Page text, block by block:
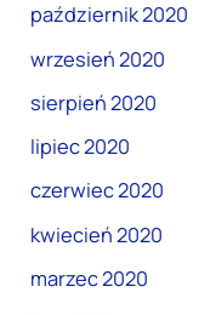
październik 2020
wrzesień 2020
sierpień 2020
lipiec 2020
czerwiec 2020
kwiecień 2020
marzec 2020